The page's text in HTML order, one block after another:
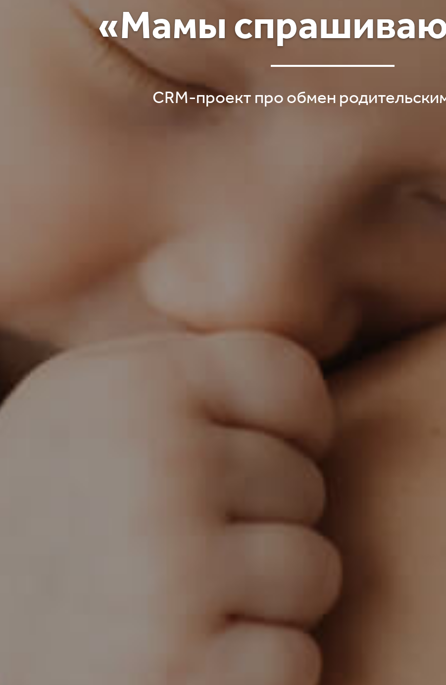
«Мамы
CRM-проект про обмен